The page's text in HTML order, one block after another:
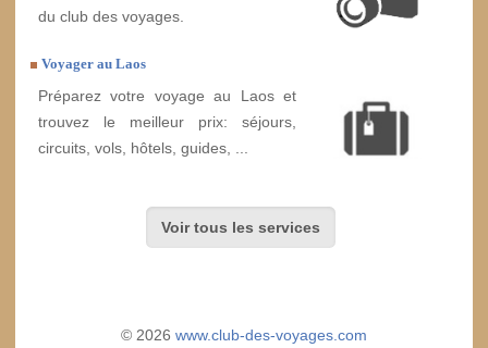
du club des voyages.
Voyager au Laos
Préparez votre voyage au Laos et
trouvez le meilleur prix: séjours,
circuits, vols, hôtels, guides, ...
Voir tous les services
© 2026 www.club-des-voyages.com